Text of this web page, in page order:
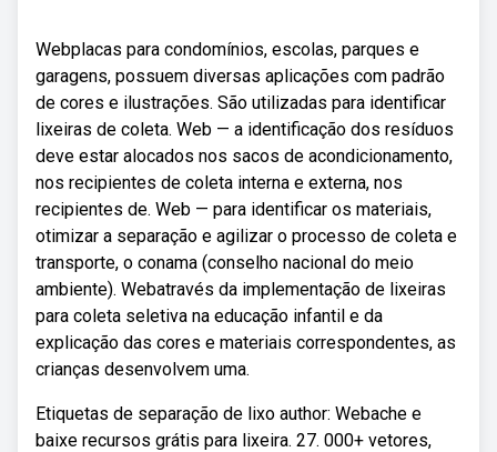
Webplacas para condomínios, escolas, parques e
garagens, possuem diversas aplicações com padrão
de cores e ilustrações. São utilizadas para identificar
lixeiras de coleta. Web — a identificação dos resíduos
deve estar alocados nos sacos de acondicionamento,
nos recipientes de coleta interna e externa, nos
recipientes de. Web — para identificar os materiais,
otimizar a separação e agilizar o processo de coleta e
transporte, o conama (conselho nacional do meio
ambiente). Webatravés da implementação de lixeiras
para coleta seletiva na educação infantil e da
explicação das cores e materiais correspondentes, as
crianças desenvolvem uma.
Etiquetas de separação de lixo author: Webache e
baixe recursos grátis para lixeira. 27. 000+ vetores,